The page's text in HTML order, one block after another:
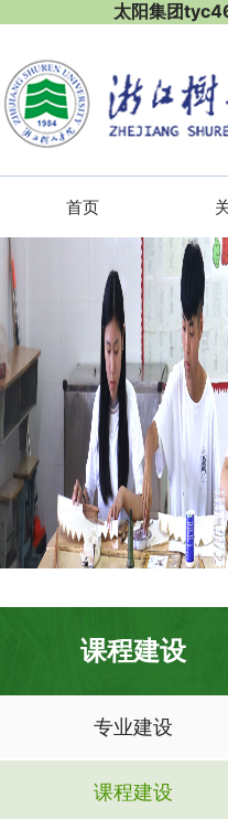
太阳集团
首页
课程建设
专业建设
课程建设